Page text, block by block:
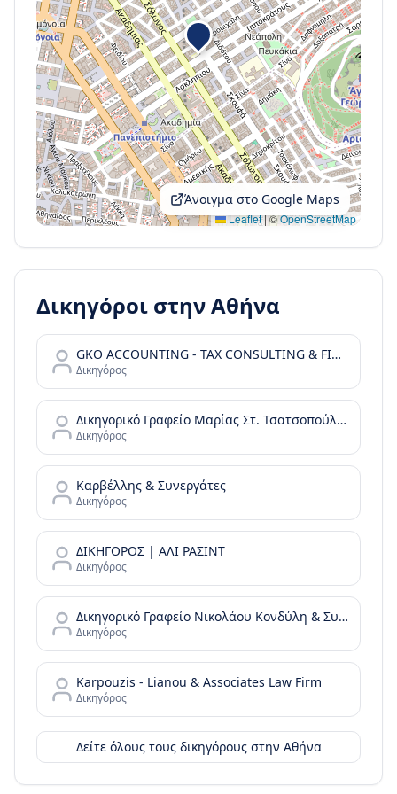
Leaflet|©OpenStreetMap
Άνοιγμα στο Google Maps
Δικηγόροι στηνΑθήνα
GKO ACCOUNTING - TAX CONSULTING & FINANCIAL SERVICES
Δικηγόρος
Δικηγορικό Γραφείο Μαρίας Στ. Τσατσοπούλου LAW it/Maria Tsatsopoulou Law office
Δικηγόρος
Καρβέλλης & Συνεργάτες
Δικηγόρος
ΔΙΚΗΓΟΡΟΣ | ΑΛΙ ΡΑΣΙΝΤ
Δικηγόρος
Δικηγορικό Γραφείο Νικολάου Κονδύλη & Συνεργατών - N. Kondylis & Partners Law Office
Δικηγόρος
Karpouzis - Lianou & Associates Law Firm
Δικηγόρος
Δείτε όλους τους δικηγόρους στην Αθήνα